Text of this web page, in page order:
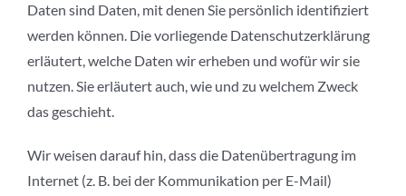
Daten sind Daten, mit denen Sie persönlich identifiziert
werden können. Die vorliegende Datenschutzerklärung
erläutert, welche Daten wir erheben und wofür wir sie
nutzen. Sie erläutert auch, wie und zu welchem Zweck
das geschieht.
Wir weisen darauf hin, dass die Datenübertragung im
Internet (z. B. bei der Kommunikation per E-Mail)